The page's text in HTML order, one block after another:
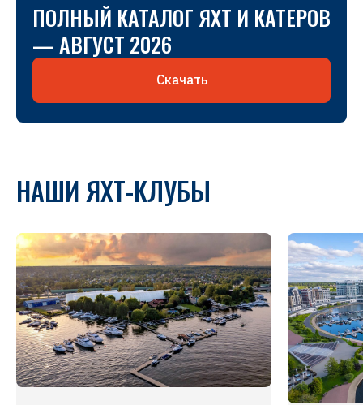
ПОЛНЫЙ КАТАЛОГ ЯХТ И КАТЕРОВ
— АВГУСТ 2026
Скачать
НАШИ ЯХТ-КЛУБЫ